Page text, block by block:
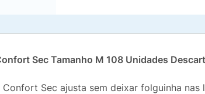
Sec Tamanho M 108 Unidades
Sec ajusta sem deixar folguinha